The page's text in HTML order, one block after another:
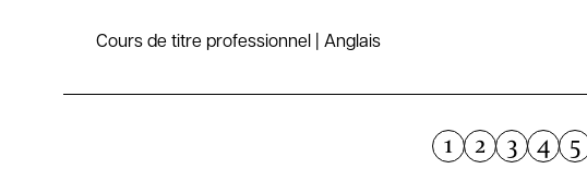
Cours de titre professionnel | Anglais
1 2 3 4 5